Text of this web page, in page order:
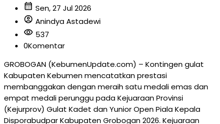
calendar_month Sen, 27 Jul 2026
account_circle Anindya Astadewi
visibility 537
0Komentar
GROBOGAN (KebumenUpdate.com) – Kontingen gulat
Kabupaten Kebumen mencatatkan prestasi
membanggakan dengan meraih satu medali emas dan
empat medali perunggu pada Kejuaraan Provinsi
(Kejurprov) Gulat Kadet dan Yunior Open Piala Kepala
Disporabudpar Kabupaten Grobogan 2026. Kejuaraan